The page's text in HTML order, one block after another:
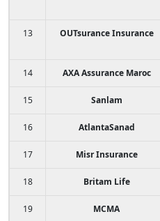
13 OUTsurance Insurance
14 AXA Assurance Maroc
15 Sanlam
16 AtlantaSanad
17 Misr Insurance
18 Britam Life
19 MCMA